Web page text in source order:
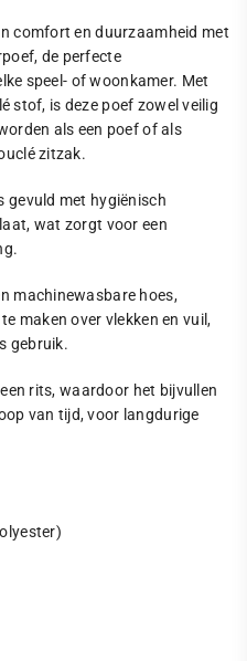
comfort en duurzaamheid met
de perfecte
speel- of woonkamer. Met
stof, is deze poef zowel veilig
als een poef of als
zitzak.
gevuld met hygiënisch
wat zorgt voor een
machinewasbare hoes,
maken over vlekken en vuil,
gebruik.
rits, waardoor het bijvullen
van tijd, voor langdurige